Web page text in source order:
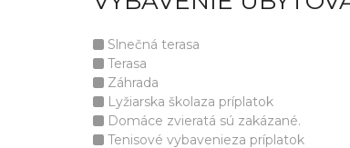
Slnečná terasa
Terasa
Záhrada
Lyžiarska školaza príplatok
Domáce zvieratá sú zakázané.
Tenisové vybavenieza príplatok